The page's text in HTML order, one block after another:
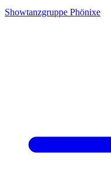
Showtanzgruppe Phönixe